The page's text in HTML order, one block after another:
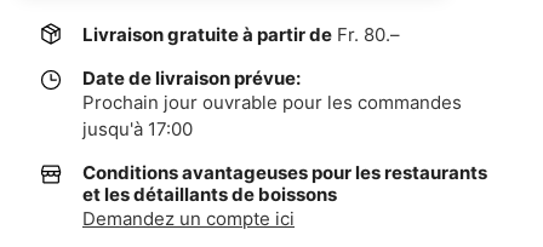
Livraison gratuite à partir de Fr. 80.–
Date de livraison prévue:
Prochain jour ouvrable pour les commandes
jusqu'à 17:00
Conditions avantageuses pour les restaurants
et les détaillants de boissons
Demandez un compte ici